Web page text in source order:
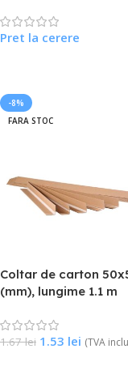
Pret la cerere
-8%
FARA STOC
Coltar de carton
(mm), lungime 1.1 m
1.67lei 1.53 lei (TVA